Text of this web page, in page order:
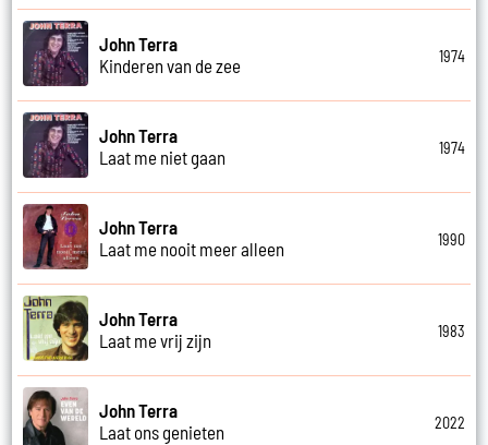
John Terra
Kinderen van de zee
1974
John Terra
Laat me niet gaan
1974
John Terra
Laat me nooit meer alleen
1990
John Terra
Laat me vrij zijn
1983
John Terra
Laat ons genieten
2022